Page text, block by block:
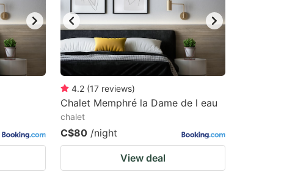
4.2 (17 reviews)
Chalet Memphré la Dame de l eau
chalet
C$80 /night
View deal